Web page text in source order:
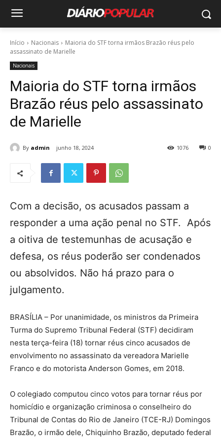
Início Nacionais
Maioria do STF torna irmãos Brazão réus pelo
assassinato de Marielle
Nacionais
Maioria do STF torna irmãos
Brazão réus pelo assassinato
de Marielle
By admin junho 18, 2024 0
1076
Com a decisão, os acusados passam a
responder a uma ação penal no STF. Após
a oitiva de testemunhas de acusação e
defesa, os réus poderão ser condenados
ou absolvidos. Não há prazo para o
julgamento.
BRASÍLIA – Por unanimidade, os ministros da Primeira
Turma do Supremo Tribunal Federal (STF) decidiram
nesta terça-feira (18) tornar réus cinco acusados de
envolvimento no assassinato da vereadora Marielle
Franco e do motorista Anderson Gomes, em 2018.
O colegiado computou cinco votos para tornar réus por
homicídio e organização criminosa o conselheiro do
Tribunal de Contas do Rio de Janeiro (TCE-RJ) Domingos
Brazão, o irmão dele, Chiquinho Brazão, deputado federal